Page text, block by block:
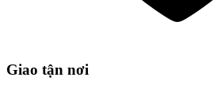
Giao tận nơi